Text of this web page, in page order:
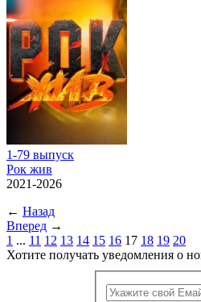
1-79 выпуск
Рок жив
2021-2026
← Назад
Вперед →
1 ... 11 12 13 14 15 16 17 18 19 20
Хотите получать уведомления о